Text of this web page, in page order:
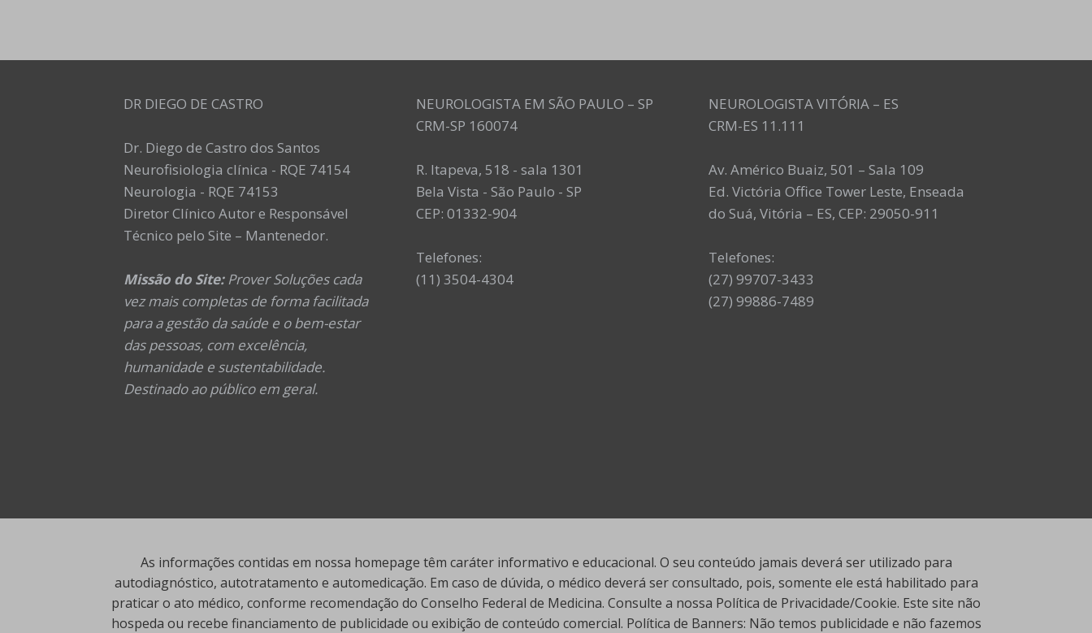
DR DIEGO DE CASTRO
Dr. Diego de Castro dos Santos
Neurofisiologia clínica - RQE 74154
Neurologia - RQE 74153
Diretor Clínico Autor e Responsável
Técnico pelo Site – Mantenedor.
Missão do Site:Prover Soluções cada
vez mais completas de forma facilitada
para a gestão da saúde e o bem-estar
das pessoas, com excelência,
humanidade e sustentabilidade.
Destinado ao público em geral.
NEUROLOGISTA EM SÃO PAULO – SP
CRM-SP 160074
R. Itapeva, 518 - sala 1301
Bela Vista - São Paulo - SP
CEP: 01332-904
Telefones:
(11) 3504-4304
NEUROLOGISTA VITÓRIA – ES
CRM-ES 11.111
Av. Américo Buaiz, 501 – Sala 109
Ed. Victória Office Tower Leste, Enseada
do Suá, Vitória – ES, CEP: 29050-911
Telefones:
(27) 99707-3433
(27) 99886-7489
As informações contidas em nossa homepage têm caráter informativo e educacional. O seu conteúdo jamais deverá ser utilizado para
autodiagnóstico, autotratamento e automedicação. Em caso de dúvida, o médico deverá ser consultado, pois, somente ele está habilitado para
praticar o ato médico, conforme recomendação do Conselho Federal de Medicina. Consulte a nossa Política de Privacidade/Cookie. Este site não
hospeda ou recebe financiamento de publicidade ou exibição de conteúdo comercial. Política de Banners: Não temos publicidade e não fazemos